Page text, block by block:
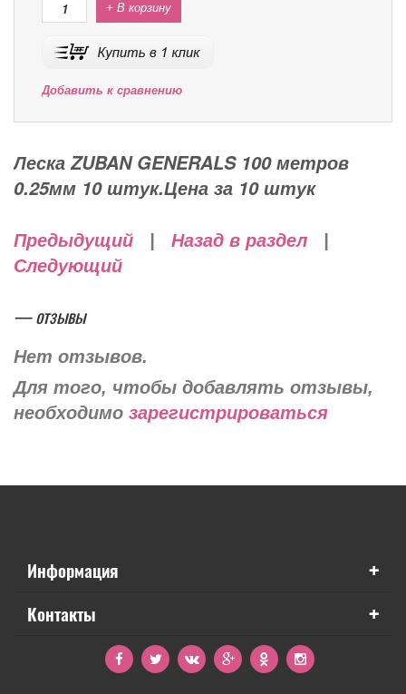
+ В корзину
Добавить к сравнению
Леска ZUBAN GENERALS 100 метров
0.25мм 10 штук.Цена за 10 штук
Предыдущий Назад в раздел
Следующий
— отзывы
Нет отзывов.
Для того, чтобы добавлять отзывы,
необходимо зарегистрироваться
Информация +
Контакты +